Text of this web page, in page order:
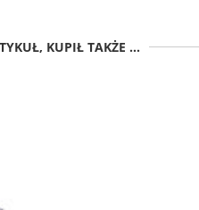
KUPIŁ TAKŻE ...